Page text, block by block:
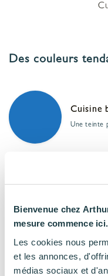
Bienvenue chez
mesure commence ici.
Les cookies nous
et les annonces,
médias sociaux et
Des couleurs
Cuisine
Une teinte
Des matériaux